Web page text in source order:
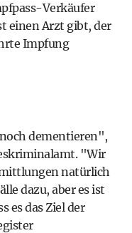
Verkäufer
einen Arzt gibt, der
Impfung
dementieren",
"Wir
natürlich
dazu, aber es ist
es das Ziel der